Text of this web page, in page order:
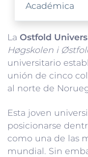
Académica
La Ostfold
Høgskolen i
universitario
unión de cinco
al norte de
Esta joven
posicionarse
como una de las
mundial. Sin